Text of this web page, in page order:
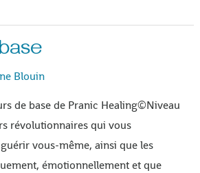
Blouin
de base de Pranic Healing©Niveau
révolutionnaires qui vous
vous-même, ainsi que les
émotionnellement et que